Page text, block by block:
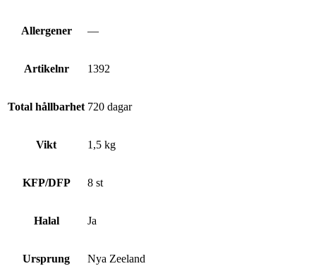
Allergener —
Artikelnr 1392
Total hållbarhet 720 dagar
Vikt 1,5 kg
KFP/DFP 8 st
Halal Ja
Ursprung Nya Zeeland